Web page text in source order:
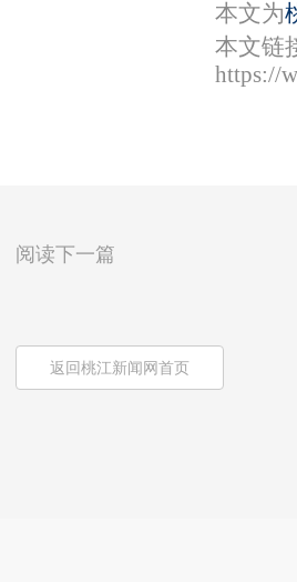
本文为
本文链
https://
阅读下一篇
返回桃江新闻网首页